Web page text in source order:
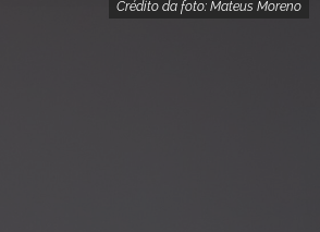
Crédito da foto: Mateus Moreno